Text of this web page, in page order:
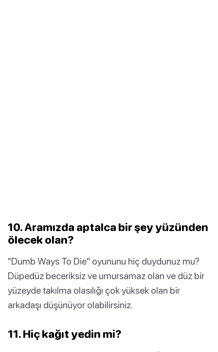
10. Aramızda aptalca bir şey yüzünden
ölecek olan?
"Dumb Ways To Die" oyununu hiç duydunuz mu?
Düpedüz beceriksiz ve umursamaz olan ve düz bir
yüzeyde takılma olasılığı çok yüksek olan bir
arkadaşı düşünüyor olabilirsiniz.
11. Hiç kağıt yedin mi?